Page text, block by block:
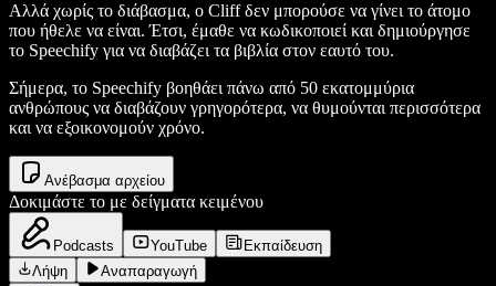
Αλλά χωρίς το διάβασμα, ο Cliff δεν μπορούσε να γίνει το άτομο
που ήθελε να είναι. Έτσι, έμαθε να κωδικοποιεί και δημιούργησε
το Speechify για να διαβάζει τα βιβλία στον εαυτό του.
Σήμερα, το Speechify βοηθάει πάνω από 50 εκατομμύρια
ανθρώπους να διαβάζουν γρηγορότερα, να θυμούνται περισσότερα
και να εξοικονομούν χρόνο.
Ανέβασμα αρχείου
Δοκιμάστε το με δείγματα κειμένου
Podcasts YouTube
Εκπαίδευση
Λήψη
Αναπαραγωγή